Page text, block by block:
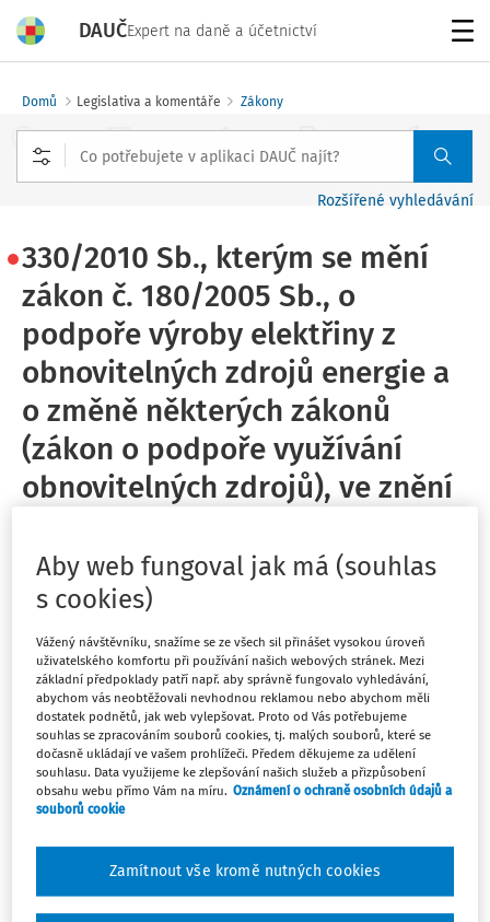
DAUČExpert na daně a účetnictví
Domů Legislativa a komentáře Zákony
Rozšířené vyhledávání
330/2010 Sb., kterým se mění
zákon č. 180/2005 Sb., o
podpoře výroby elektřiny z
obnovitelných zdrojů energie a
o změně některých zákonů
(zákon o podpoře využívání
obnovitelných zdrojů), ve znění
Schválený:03.11.2010
Platný od
01.01.2011
Zrušený:01.01.2013
Sledovat předpis
Hledat v textu předpisu
Platný od:01.01.2011
Aby web fungoval jak má (souhlas
s cookies)
Vážený návštěvníku, snažíme se ze všech sil přinášet vysokou úroveň
uživatelského komfortu při používání našich webových stránek. Mezi
základní předpoklady patří např. aby správně fungovalo vyhledávání,
abychom vás neobtěžovali nevhodnou reklamou nebo abychom měli
dostatek podnětů, jak web vylepšovat. Proto od Vás potřebujeme
souhlas se zpracováním souborů cookies, tj. malých souborů, které se
dočasně ukládají ve vašem prohlížeči. Předem děkujeme za udělení
souhlasu. Data využijeme ke zlepšování našich služeb a přizpůsobení
obsahu webu přímo Vám na míru. Oznámení o ochraně osobních údajů a
souborů cookie
Zamítnout vše kromě nutných cookies